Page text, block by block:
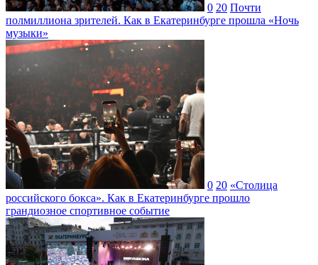
0 20 Почти
полмиллиона зрителей. Как в Екатеринбурге прошла «Ночь
музыки»
0 20 «Столица
российского бокса». Как в Екатеринбурге прошло
грандиозное спортивное событие